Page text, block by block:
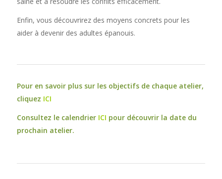
Enfin, vous découvrirez des moyens concrets pour les
aider à devenir des adultes épanouis.
Pour en savoir plus sur les objectifs de chaque atelier,
cliquez ICI
Consultez le calendrier ICI pour découvrir la date du
prochain atelier.